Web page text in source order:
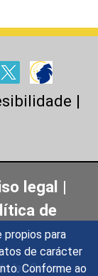
para
de carácter
Conforme ao
|
legal |
de
las Cortes,